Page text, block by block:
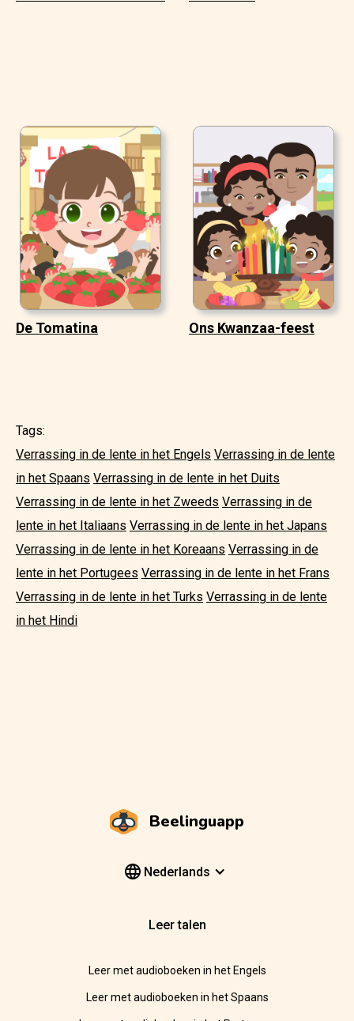
De Tomatina Ons Kwanzaa-feest
Tags:
Verrassing in de lente in het Engels Verrassing in de lente
in het Spaans Verrassing in de lente in het Duits
Verrassing in de lente in het Zweeds Verrassing in de
lente in het Italiaans Verrassing in de lente in het Japans
Verrassing in de lente in het Koreaans Verrassing in de
lente in het Portugees Verrassing in de lente in het Frans
Verrassing in de lente in het Turks Verrassing in de lente
in het Hindi
Beelinguapp
Nederlands
Leer talen
Leer met audioboeken in het Engels
Leer met audioboeken in het Spaans